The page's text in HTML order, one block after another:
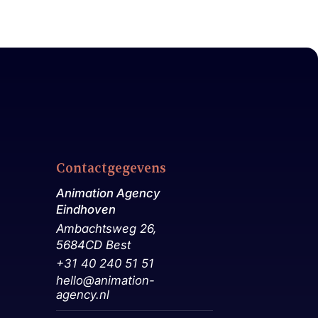
Contactgegevens
Animation Agency
Eindhoven
Ambachtsweg 26,
5684CD Best
+31 40 240 51 51
hello@animation-
agency.nl